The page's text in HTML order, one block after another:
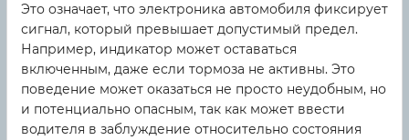
Это означает, что электроника автомобиля фиксирует
сигнал, который превышает допустимый предел.
Например, индикатор может оставаться
включенным, даже если тормоза не активны. Это
поведение может оказаться не просто неудобным, но
и потенциально опасным, так как может ввести
водителя в заблуждение относительно состояния